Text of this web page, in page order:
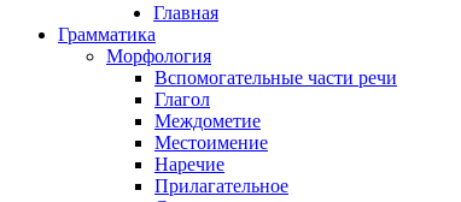
Главная
Грамматика
Морфология
Вспомогательные части речи
Глагол
Междометие
Местоимение
Наречие
Прилагательное